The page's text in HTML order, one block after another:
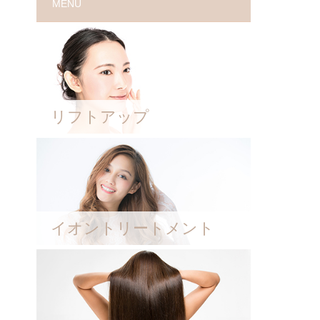
MENU
リフトアップ
イオントリートメント